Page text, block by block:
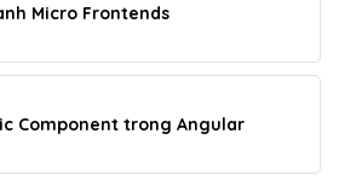
Micro Frontends
Component trong Angular